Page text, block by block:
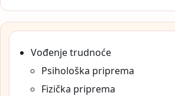
Vođenje trudnoće
Psihološka priprema
Fizička priprema